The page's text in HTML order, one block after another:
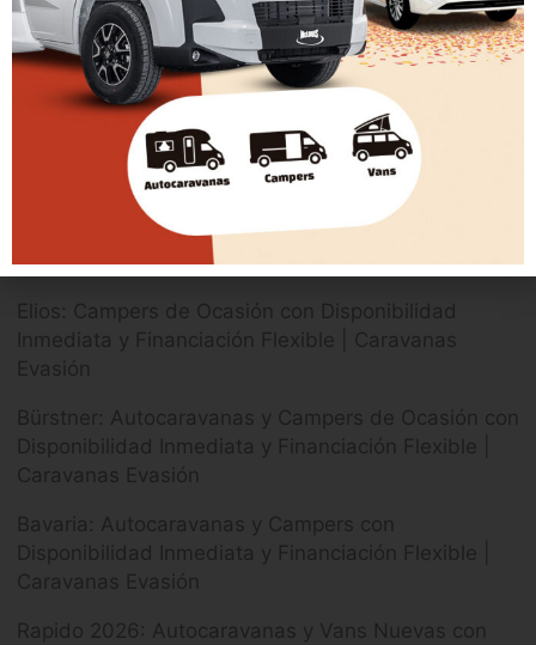
ARTÍCULOS RECIENTES
Elios: Campers de Ocasión con Disponibilidad
Inmediata y Financiación Flexible | Caravanas
Evasión
Bürstner: Autocaravanas y Campers de Ocasión con
Disponibilidad Inmediata y Financiación Flexible |
Caravanas Evasión
Bavaria: Autocaravanas y Campers con
Disponibilidad Inmediata y Financiación Flexible |
Caravanas Evasión
Rapido 2026: Autocaravanas y Vans Nuevas con